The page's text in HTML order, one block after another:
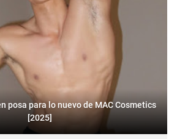
posa para lo nuevo de MAC Cosmetics
[2025]